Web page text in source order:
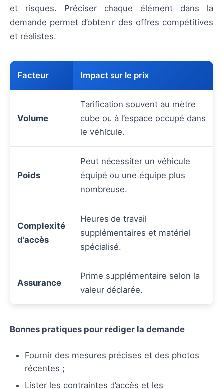
et risques. Préciser chaque élément dans la
demande permet d’obtenir des offres compétitives
et réalistes.
Facteur Impact sur le prix
Volume
Tarification souvent au mètre
cube ou à l’espace occupé dans
le véhicule.
Poids
Peut nécessiter un véhicule
équipé ou une équipe plus
nombreuse.
Complexité
d’accès
Heures de travail
supplémentaires et matériel
spécialisé.
Assurance
Prime supplémentaire selon la
valeur déclarée.
Bonnes pratiques pour rédiger la demande
Fournir des mesures précises et des photos
récentes ;
Lister les contraintes d’accès et les